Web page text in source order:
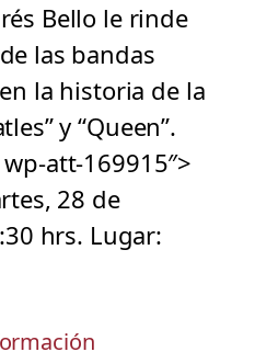
Bello le rinde
las bandas
la historia de la
y “Queen”.
att-169915″>
28 de
hrs. Lugar: